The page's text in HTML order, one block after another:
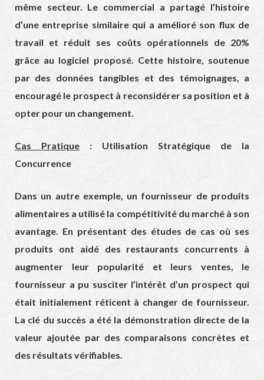
même secteur. Le commercial a partagé l’histoire
d’une entreprise similaire qui a amélioré son flux de
travail et réduit ses coûts opérationnels de 20%
grâce au logiciel proposé. Cette histoire, soutenue
par des données tangibles et des témoignages, a
encouragé le prospect à reconsidérer sa position et à
opter pour un changement.
Cas Pratique : Utilisation Stratégique de la
Concurrence
Dans un autre exemple, un fournisseur de produits
alimentaires a utilisé la compétitivité du marché à son
avantage. En présentant des études de cas où ses
produits ont aidé des restaurants concurrents à
augmenter leur popularité et leurs ventes, le
fournisseur a pu susciter l’intérêt d’un prospect qui
était initialement réticent à changer de fournisseur.
La clé du succès a été la démonstration directe de la
valeur ajoutée par des comparaisons concrètes et
des résultats vérifiables.